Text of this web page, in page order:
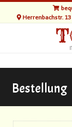
Herrenbachstr.
Bestellung